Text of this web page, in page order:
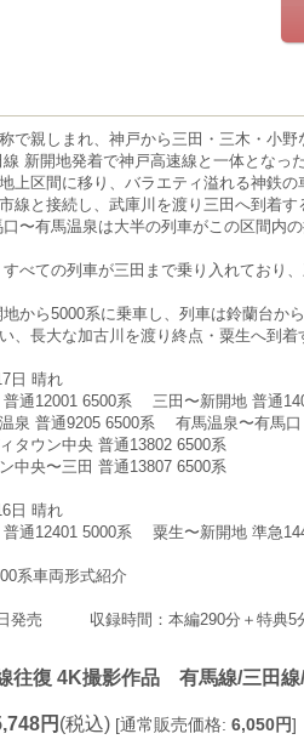
称で親しまれ、神戸から三田・三木・小
線 新開地発着で神戸高速線と一体とな
上区間に移り、バラエティ溢れる神鉄
線と接続し、武庫川を渡り三田へ到着す
口〜有馬温泉は大半の列車がこの区間内
すべての列車が三田まで乗り入れており
地から5000系に乗車し、列車は鈴蘭台
、長大な加古川を渡り終点・粟生へ到着
日 晴れ
普通12001 6500系 三田〜新開地 普通
泉 普通9205 6500系 有馬温泉〜有馬口
タウン中央 普通13802 6500系
中央〜三田 普通13807 6500系
日 晴れ
普通12401 5000系 粟生〜新開地 準急
系車両形式紹介
日発売 収録時間：本編290分＋特典5
往復 4K撮影作品 有馬線/三田線
円 (税込) [通常販売価格: 6,050円]